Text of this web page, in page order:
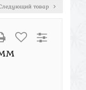
товар